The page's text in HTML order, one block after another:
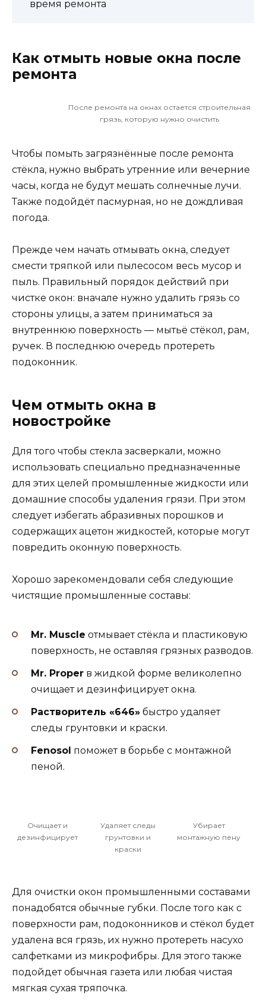
время ремонта
Как отмыть новые окна после
ремонта
После ремонта на окнах остается строительная
грязь, которую нужно очистить
Чтобы помыть загрязнённые после ремонта
стёкла, нужно выбрать утренние или вечерние
часы, когда не будут мешать солнечные лучи.
Также подойдёт пасмурная, но не дождливая
погода.
Прежде чем начать отмывать окна, следует
смести тряпкой или пылесосом весь мусор и
пыль. Правильный порядок действий при
чистке окон: вначале нужно удалить грязь со
стороны улицы, а затем приниматься за
внутреннюю поверхность — мытьё стёкол, рам,
ручек. В последнюю очередь протереть
подоконник.
Чем отмыть окна в
новостройке
Для того чтобы стекла засверкали, можно
использовать специально предназначенные
для этих целей промышленные жидкости или
домашние способы удаления грязи. При этом
следует избегать абразивных порошков и
содержащих ацетон жидкостей, которые могут
повредить оконную поверхность.
Хорошо зарекомендовали себя следующие
чистящие промышленные составы:
Mr. Muscle отмывает стёкла и пластиковую
поверхность, не оставляя грязных разводов.
Mr. Proper в жидкой форме великолепно
очищает и дезинфицирует окна.
Растворитель «646» быстро удаляет
следы грунтовки и краски.
Fenosol поможет в борьбе с монтажной
пеной.
Очищает и
дезинфицирует
Удаляет следы
грунтовки и
краски
Убирает
монтажную пену
Для очистки окон промышленными составами
понадобятся обычные губки. После того как с
поверхности рам, подоконников и стёкол будет
удалена вся грязь, их нужно протереть насухо
салфетками из микрофибры. Для этого также
подойдет обычная газета или любая чистая
мягкая сухая тряпочка.